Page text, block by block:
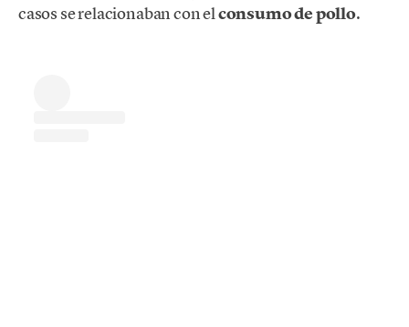
casos se relacionaban con elconsumo de pollo.